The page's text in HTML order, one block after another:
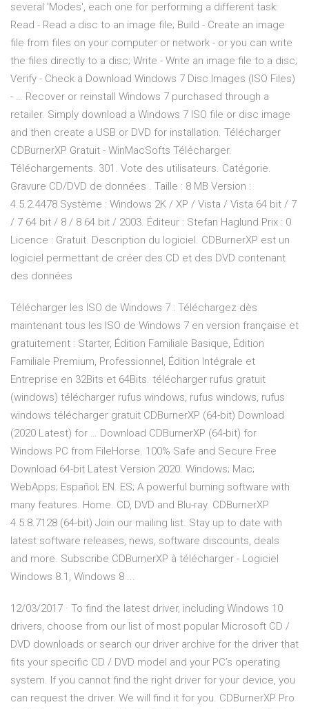
several 'Modes', each one for performing a different task:
Read - Read a disc to an image file; Build - Create an image
file from files on your computer or network - or you can write
the files directly to a disc; Write - Write an image file to a disc;
Verify - Check a Download Windows 7 Disc Images (ISO Files)
- … Recover or reinstall Windows 7 purchased through a
retailer. Simply download a Windows 7 ISO file or disc image
and then create a USB or DVD for installation. Télécharger
CDBurnerXP Gratuit - WinMacSofts Télécharger.
Téléchargements. 301. Vote des utilisateurs. Catégorie.
Gravure CD/DVD de données . Taille : 8 MB Version :
4.5.2.4478 Système : Windows 2K / XP / Vista / Vista 64 bit / 7
/ 7 64 bit / 8 / 8 64 bit / 2003. Éditeur : Stefan Haglund Prix : 0
Licence : Gratuit. Description du logiciel. CDBurnerXP est un
logiciel permettant de créer des CD et des DVD contenant
des données
Télécharger les ISO de Windows 7 : Téléchargez dès
maintenant tous les ISO de Windows 7 en version française et
gratuitement : Starter, Édition Familiale Basique, Édition
Familiale Premium, Professionnel, Édition Intégrale et
Entreprise en 32Bits et 64Bits. télécharger rufus gratuit
(windows) télécharger rufus windows, rufus windows, rufus
windows télécharger gratuit CDBurnerXP (64-bit) Download
(2020 Latest) for … Download CDBurnerXP (64-bit) for
Windows PC from FileHorse. 100% Safe and Secure Free
Download 64-bit Latest Version 2020. Windows; Mac;
WebApps; Español; EN. ES; A powerful burning software with
many features. Home. CD, DVD and Blu-ray. CDBurnerXP
4.5.8.7128 (64-bit) Join our mailing list. Stay up to date with
latest software releases, news, software discounts, deals
and more. Subscribe CDBurnerXP à télécharger - Logiciel
Windows 8.1, Windows 8 ...
12/03/2017 · To find the latest driver, including Windows 10
drivers, choose from our list of most popular Microsoft CD /
DVD downloads or search our driver archive for the driver that
fits your specific CD / DVD model and your PC’s operating
system. If you cannot find the right driver for your device, you
can request the driver. We will find it for you. CDBurnerXP Pro